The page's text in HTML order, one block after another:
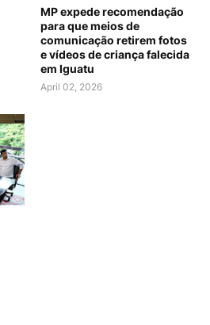
MP expede recomendação
para que meios de
comunicação retirem fotos
e vídeos de criança falecida
em Iguatu
April 02, 2026